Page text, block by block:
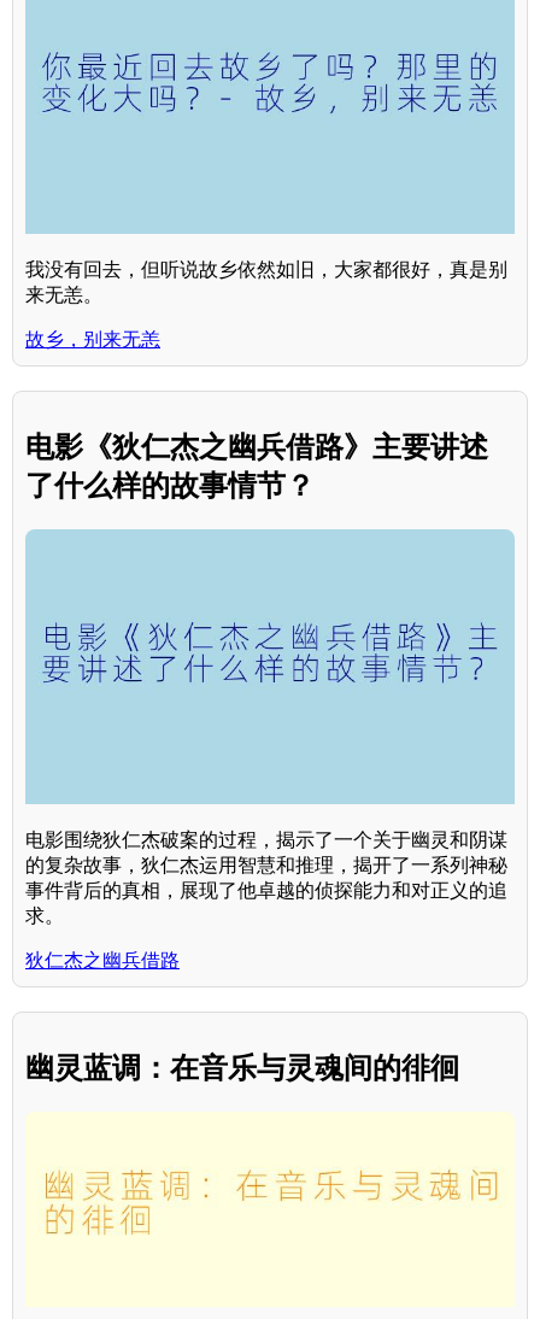
我没有回去，但听说故乡依然如旧，大家都很好，真是别
来无恙。
故乡，别来无恙
电影《狄仁杰之幽兵借路》主要讲述
了什么样的故事情节？
电影围绕狄仁杰破案的过程，揭示了一个关于幽灵和阴谋
的复杂故事，狄仁杰运用智慧和推理，揭开了一系列神秘
事件背后的真相，展现了他卓越的侦探能力和对正义的追
求。
狄仁杰之幽兵借路
幽灵蓝调：在音乐与灵魂间的徘徊